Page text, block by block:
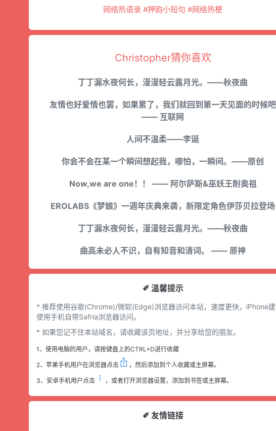
网络热语录 #押韵小短句 #网络热梗
Christopher猜你喜欢
丁丁漏水夜何长，漫漫轻云露月光。——秋夜曲
友情也好爱情也罢，如果累了，我们就回到第一天见面的时候吧
—— 互联网
人间不温柔——李诞
你会不会在某一个瞬间想起我，哪怕，一瞬间。——原创
Now,we are one！！ —— 阿尔萨斯&巫妖王耐奥祖
EROLABS《梦娘》一週年庆典来袭，新限定角色伊莎贝拉登场
丁丁漏水夜何长，漫漫轻云露月光。——秋夜曲
曲高未必人不识，自有知音和清词。 —— 原神
✐ 溫馨提示
* 推荐使用谷歌(Chrome)/微软(Edge)浏览器访问本站，速度更快，iPhone
使用手机自带Safria浏览器访问。
* 如果您记不住本站域名，请收藏该页地址，并分享给您的朋友。
1、使用电脑的用户，请按键盘上的CTRL+D进行收藏
2、苹果手机用户在浏览器点击 ，然后添加到个人收藏或主屏幕。
3、安卓手机用户点击 ，或者打开浏览器设置，添加到书签或主屏幕。
✐ 友情链接